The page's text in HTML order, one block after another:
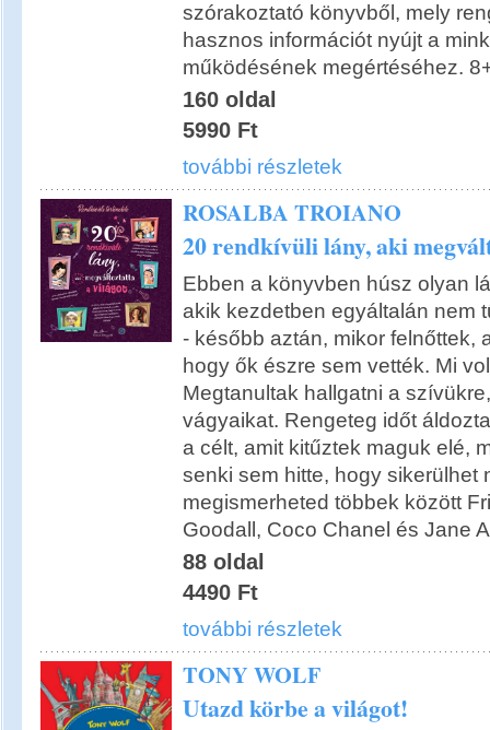
szórakoztató könyvből, mely
hasznos információt nyújt a
működésének megértéséhez.
160 oldal
5990 Ft
további részletek
ROSALBA TROIANO
20 rendkívüli lány, aki
Ebben a könyvben húsz olyan
akik kezdetben egyáltalán nem
- később aztán, mikor felnőttek,
hogy ők észre sem vették. Mi
Megtanultak hallgatni a
vágyaikat. Rengeteg időt
a célt, amit kitűztek maguk elé,
senki sem hitte, hogy sikerülhet
megismerheted többek között
Goodall, Coco Chanel és Jane
88 oldal
4490 Ft
további részletek
TONY WOLF
Utazd körbe a világot!